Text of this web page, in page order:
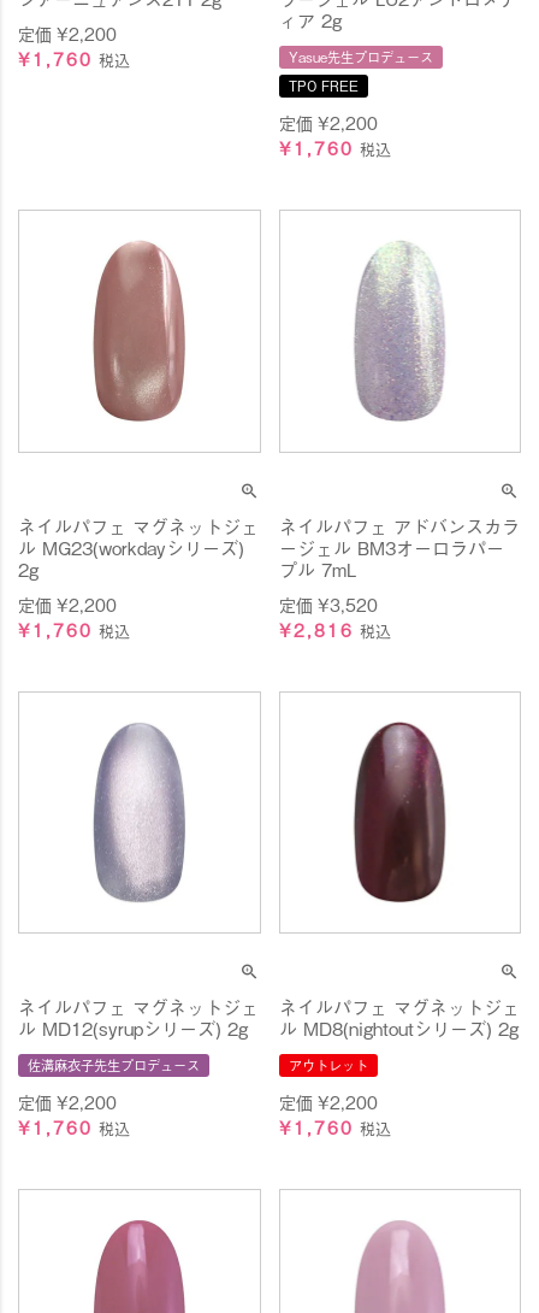
定価¥2,200
¥1,760 税込
ィア 2g
Yasue先生プロデュース
TPO FREE
定価 ¥2,200
¥1,760 税込
ネイルパフェ マグネットジェ
ル MG23(workdayシリーズ)
2g
定価¥2,200
¥1,760 税込
ネイルパフェ アドバンスカラ
ージェル BM3オーロラパー
プル 7mL
定価 ¥3,520
¥2,816 税込
ネイルパフェ マグネットジェ
ル MD12(syrupシリーズ) 2g
佐溝麻衣子先生プロデュース
定価¥2,200
¥1,760 税込
ネイルパフェ マグネットジェ
ル MD8(nightoutシリーズ) 2g
アウトレット
定価 ¥2,200
¥1,760 税込